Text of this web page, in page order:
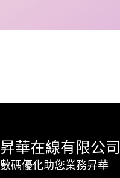
昇華在線有限公司
數碼優化助您業務昇華